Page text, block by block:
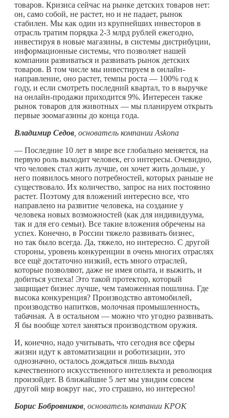
товаров. Кризиса сейчас на рынке детских товаров нет:
он, само собой, не растет, но и не падает, рынок
стабилен. Мы как один из крупнейших инвесторов в
отрасль тратим порядка 2-3 млрд рублей ежегодно,
инвестируя в новые магазины, в системы дистрибуции,
информационные системы, что позволяет нашей
компании развиваться и развивать рынок детских
товаров. В том числе мы инвестируем в онлайн-
направление, оно растет, темпы роста — 100% год к
году, и если смотреть последний квартал, то в выручке
на онлайн-продажи приходится 9%. Интересен также
рынок товаров для животных — мы планируем открыть
первые зоомагазины до конца года.
Владимир Седов , основатель компании Askona
— Последние 10 лет в мире все глобально меняется, на
первую роль выходит человек, его интересы. Очевидно,
что человек стал жить лучше, он хочет жить дольше, у
него появилось много потребностей, которых раньше не
существовало. Их количество, запрос на них постоянно
растет. Поэтому для вложений интересно все, что
направлено на развитие человека, на создание у
человека новых возможностей (как для индивидуума,
так и для его семьи). Все такие вложения обречены на
успех. Конечно, в России тяжело развивать бизнес,
но так было всегда. Да, тяжело, но интересно. С другой
стороны, уровень конкуренции в очень многих отраслях
все ещё достаточно низкий, есть много отраслей,
которые позволяют, даже не имея опыта, и выжить, и
добиться успеха! Это такой протектор, который
защищает бизнес лучше, чем таможенная пошлина. Где
высока конкуренция? Производство автомобилей,
производство напитков, молочная промышленность,
табачная. А в остальном — можно что угодно развивать.
Я бы вообще хотел заняться производством оружия.
И, конечно, надо учитывать, что сегодня все сферы
жизни идут к автоматизации и роботизации, это
однозначно, осталось дождаться лишь выхода
качественного искусственного интеллекта и революция
произойдет. В ближайшие 5 лет мы увидим совсем
другой мир вокруг нас, это страшно, но интересно!
Борис Бобровников , основатель компании КРОК